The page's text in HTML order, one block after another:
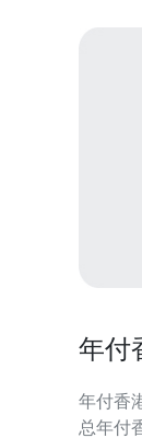
年付
年付香
总年付